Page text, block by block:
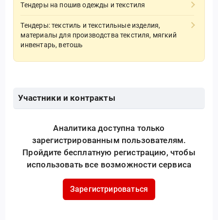
Тендеры на пошив одежды и текстиля
Тендеры: текстиль и текстильные изделия,
материалы для производства текстиля, мягкий
инвентарь, ветошь
Участники и контракты
Аналитика доступна только
зарегистрированным пользователям.
Пройдите бесплатную регистрацию, чтобы
использовать все возможности сервиса
Зарегистрироваться